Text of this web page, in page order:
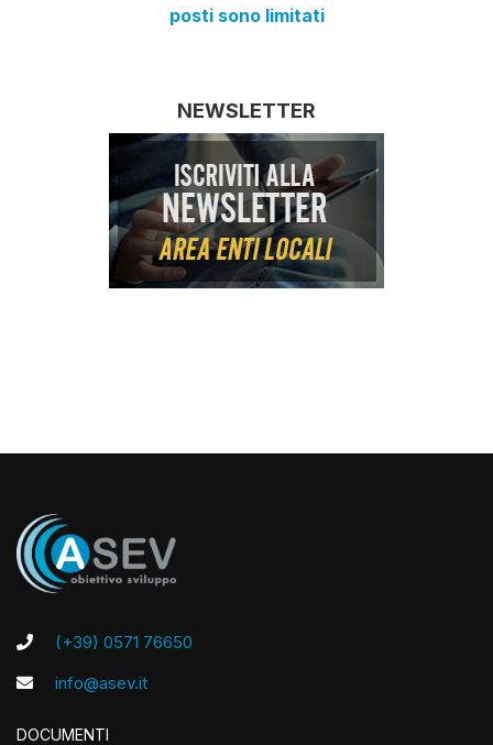
posti sono limitati
NEWSLETTER
(+39) 0571 76650
info@asev.it
DOCUMENTI